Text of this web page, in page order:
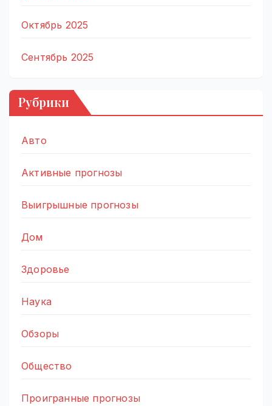
Октябрь 2025
Сентябрь 2025
Рубрики
Авто
Активные прогнозы
Выигрышные прогнозы
Дом
Здоровье
Наука
Обзоры
Общество
Проигранные прогнозы